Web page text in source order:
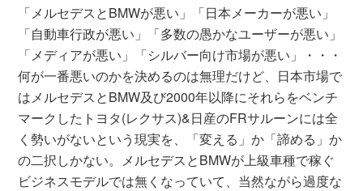
「メルセデスとBMWが悪い」「日本メーカーが悪い」
「自動車行政が悪い」「多数の愚かなユーザーが悪い」
「メディアが悪い」「シルバー向け市場が悪い」・・・
何が一番悪いのかを決めるのは無理だけど、日本市場で
はメルセデスとBMW及び2000年以降にそれらをベンチ
マークしたトヨタ(レクサス)&日産のFRサルーンには全
く勢いがないという現実を、「変える」か「諦める」か
の二択しかない。メルセデスとBMWが上級車種で稼ぐ
ビジネスモデルでは無くなっていて、当然ながら過度な